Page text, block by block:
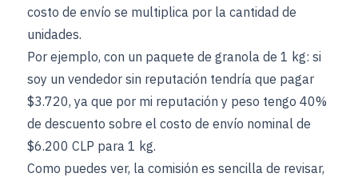
costo de envío se multiplica por la cantidad de
unidades.
Por ejemplo, con un paquete de granola de 1 kg: si
soy un vendedor sin reputación tendría que pagar
$3.720, ya que por mi reputación y peso tengo 40%
de descuento sobre el costo de envío nominal de
$6.200 CLP para 1 kg.
Como puedes ver, la comisión es sencilla de revisar,